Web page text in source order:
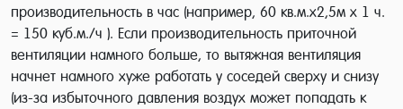
производительность в час (например, 60 кв.м.х2,5м х 1 ч.
= 150 куб.м./ч ). Если производительность приточной
вентиляции намного больше, то вытяжная вентиляция
начнет намного хуже работать у соседей сверху и снизу
(из-за избыточного давления воздух может попадать к